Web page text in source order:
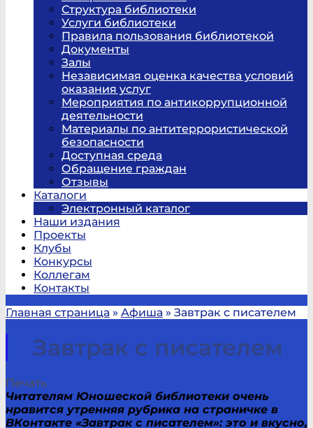
Структура библиотеки
Услуги библиотеки
Правила пользования библиотекой
Документы
Залы
Независимая оценка качества условий
оказания услуг
Мероприятия по антикоррупционной
деятельности
Материалы по антитеррористической
безопасности
Доступная среда
Обращение граждан
Отзывы
Каталоги
Электронный каталог
Наши издания
Проекты
Клубы
Конкурсы
Коллегам
Контакты
Главная страница » Афиша » Завтрак с писателем
Завтрак с писателем
Печать
Читателям Юношеской библиотеки очень
нравится утренняя рубрика на страничке в
ВКонтакте «Завтрак с писателем»: это и вкусно,